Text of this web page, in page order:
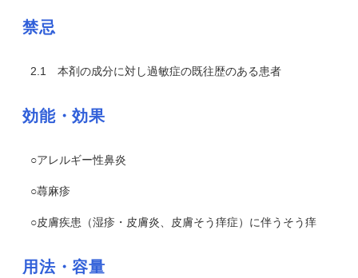
禁忌
2.1 本剤の成分に対し過敏症の既往歴のある患者
効能・効果
○アレルギー性鼻炎
○蕁麻疹
○皮膚疾患（湿疹・皮膚炎、皮膚そう痒症）に伴うそう痒
用法・容量